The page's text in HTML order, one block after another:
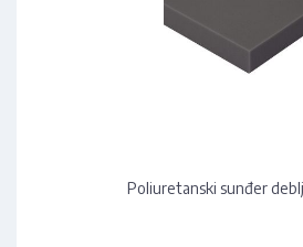
Poliuretanski sunđer